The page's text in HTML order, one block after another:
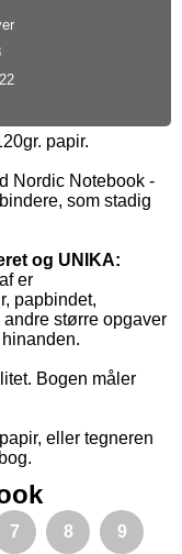
papir.
Nordic Notebook -
som stadig
og UNIKA:
er
papbindet,
større opgaver
Bogen måler
eller tegneren
7 8 9